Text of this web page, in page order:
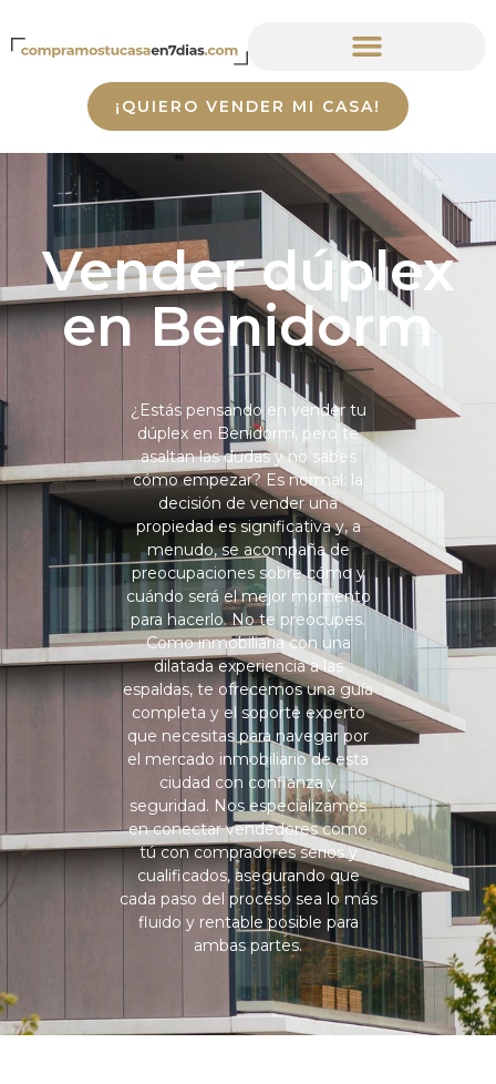
¡QUIERO VENDER MI CASA!
Vender dúplex
en Benidorm
¿Estás pensando en vender tu
dúplex en Benidorm, pero te
asaltan las dudas y no sabes
cómo empezar? Es normal: la
decisión de vender una
propiedad es significativa y, a
menudo, se acompaña de
preocupaciones sobre cómo y
cuándo será el mejor momento
para hacerlo. No te preocupes.
Como inmobiliaria con una
dilatada experiencia a las
espaldas, te ofrecemos una guía
completa y el soporte experto
que necesitas para navegar por
el mercado inmobiliario de esta
ciudad con confianza y
seguridad. Nos especializamos
en conectar vendedores como
tú con compradores serios y
cualificados, asegurando que
cada paso del proceso sea lo más
fluido y rentable posible para
ambas partes.